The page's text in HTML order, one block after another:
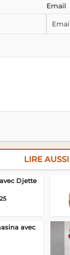
Email
LIRE AUSSI
Djette
avec